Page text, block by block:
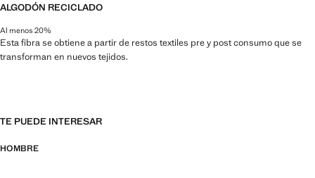
ALGODÓN RECICLADO
Al menos 20%
Esta fibra se obtiene a partir de restos textiles pre y post consumo que se
transforman en nuevos tejidos.
TE PUEDE INTERESAR
HOMBRE